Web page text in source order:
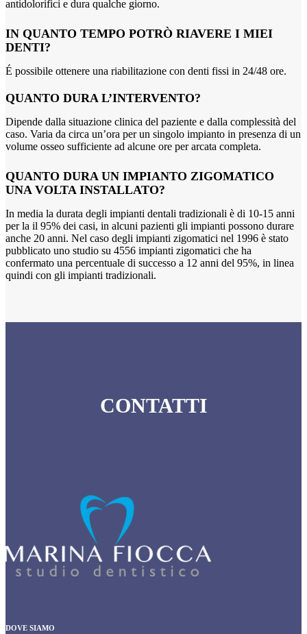
antidolorifici e dura qualche giorno.
IN QUANTO TEMPO POTRÒ RIAVERE I MIEI
DENTI?
É possibile ottenere una riabilitazione con denti fissi in 24/48 ore.
QUANTO DURA L’INTERVENTO?
Dipende dalla situazione clinica del paziente e dalla complessità del
caso. Varia da circa un’ora per un singolo impianto in presenza di un
volume osseo sufficiente ad alcune ore per arcata completa.
QUANTO DURA UN IMPIANTO ZIGOMATICO
UNA VOLTA INSTALLATO?
In media la durata degli impianti dentali tradizionali è di 10-15 anni
per la il 95% dei casi, in alcuni pazienti gli impianti possono durare
anche 20 anni. Nel caso degli impianti zigomatici nel 1996 è stato
pubblicato uno studio su 4556 impianti zigomatici che ha
confermato una percentuale di successo a 12 anni del 95%, in linea
quindi con gli impianti tradizionali.
CONTATTI
DOVE SIAMO